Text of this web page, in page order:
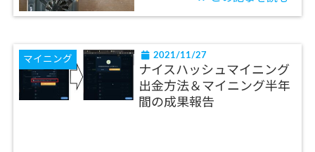
マイニング 2021/11/27
ナイスハッシュマイニング
出金方法＆マイニング半年
間の成果報告